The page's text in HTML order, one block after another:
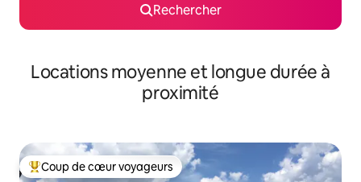
Rechercher
Locations moyenne et longue durée à
proximité
Coups de cœur voyageurs les plus appréciés
Coup de cœur voyageurs